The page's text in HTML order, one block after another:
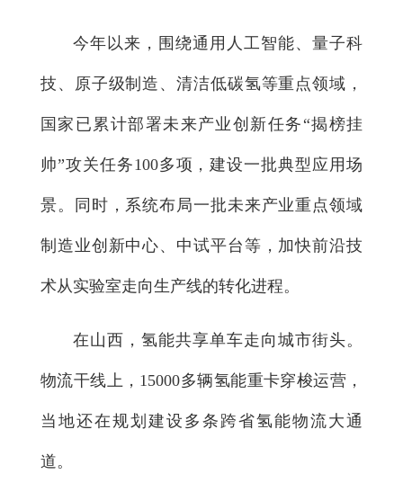
今年以来，围绕通用人工智能、量子科
技、原子级制造、清洁低碳氢等重点领域，
国家已累计部署未来产业创新任务“揭榜挂
帅”攻关任务100多项，建设一批典型应用场
景。同时，系统布局一批未来产业重点领域
制造业创新中心、中试平台等，加快前沿技
术从实验室走向生产线的转化进程。
在山西，氢能共享单车走向城市街头。
物流干线上，15000多辆氢能重卡穿梭运营，
当地还在规划建设多条跨省氢能物流大通
道。